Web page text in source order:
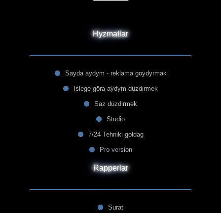
Hyzmatlar
Sayda aydym - reklama goydyrmak
Islege göra aýdym düzdirmek
Saz düzdirmek
Studio
7/24 Tehniki goldag
Pro version
Rapperlar
Surat